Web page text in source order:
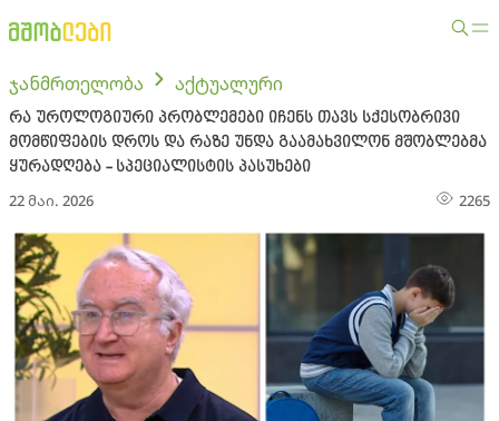
ჯანმრთელობა აქტუალური
რა უროლოგიური პრობლემები იჩენს თავს სქესობრივი
მომწიფების დროს და რაზე უნდა გაამახვილონ მშობლებმა
ყურადღება - სპეციალისტის პასუხები
22 მაი. 2026 2265